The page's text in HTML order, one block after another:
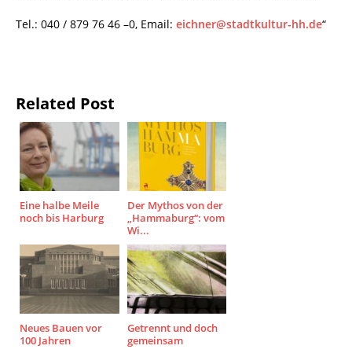
Tel.: 040 / 879 76 46 –0, Email: eichner@stadtkultur-hh.de“
Related Post
Eine halbe Meile
noch bis Harburg
Der Mythos von der
„Hammaburg“: vom
Wi...
Neues Bauen vor
100 Jahren
Getrennt und doch
gemeinsam